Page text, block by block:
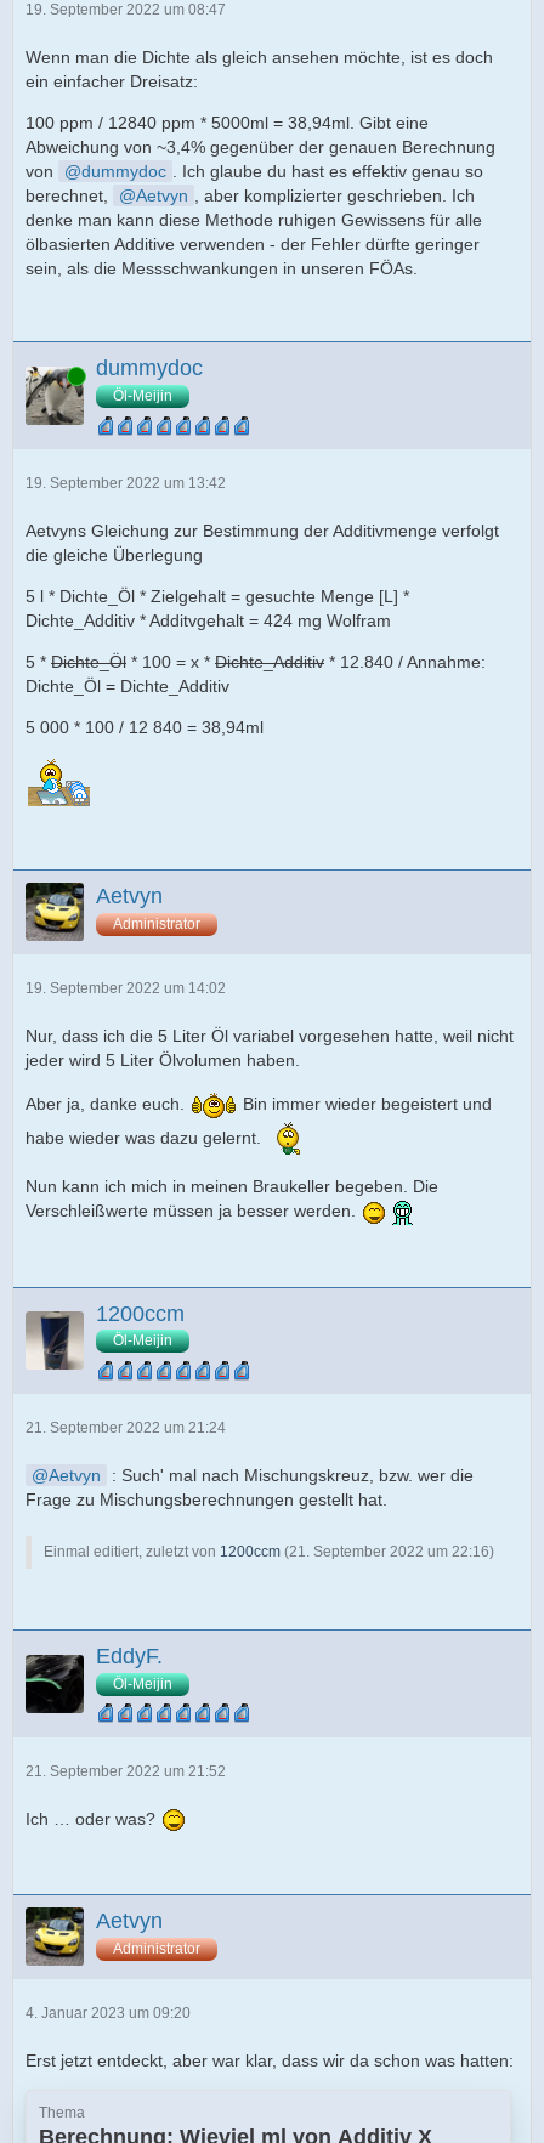
19. September 2022 um 08:47
Wenn man die Dichte als gleich ansehen möchte, ist es doch
ein einfacher Dreisatz:
100 ppm / 12840 ppm * 5000ml = 38,94ml. Gibt eine
Abweichung von ~3,4% gegenüber der genauen Berechnung
von
dummydoc . Ich glaube du hast es effektiv genau so
berechnet,
Aetvyn , aber komplizierter geschrieben. Ich
denke man kann diese Methode ruhigen Gewissens für alle
ölbasierten Additive verwenden - der Fehler dürfte geringer
sein, als die Messschwankungen in unseren FÖAs.
Online dummydoc
Öl-Meijin
19. September 2022 um 13:42
Aetvyns Gleichung zur Bestimmung der Additivmenge verfolgt
die gleiche Überlegung
5 l * Dichte_Öl * Zielgehalt = gesuchte Menge [L] *
Dichte_Additiv * Additvgehalt = 424 mg Wolfram
5 * Dichte_Öl * 100 = x * Dichte_Additiv * 12.840 / Annahme:
Dichte_Öl = Dichte_Additiv
5 000 * 100 / 12 840 = 38,94ml
Aetvyn
Administrator
19. September 2022 um 14:02
Nur, dass ich die 5 Liter Öl variabel vorgesehen hatte, weil nicht
jeder wird 5 Liter Ölvolumen haben.
Aber ja, danke euch.
Bin immer wieder begeistert und
habe wieder was dazu gelernt.
Nun kann ich mich in meinen Braukeller begeben. Die
Verschleißwerte müssen ja besser werden.
1200ccm
Öl-Meijin
21. September 2022 um 21:24
Aetvyn
: Such' mal nach Mischungskreuz, bzw. wer die
Frage zu Mischungsberechnungen gestellt hat.
Einmal editiert, zuletzt von 1200ccm (21. September 2022 um 22:16)
EddyF.
Öl-Meijin
21. September 2022 um 21:52
Ich … oder was?
Aetvyn
Administrator
4. Januar 2023 um 09:20
Erst jetzt entdeckt, aber war klar, dass wir da schon was hatten:
Thema
Berechnung: Wieviel ml von Additiv X